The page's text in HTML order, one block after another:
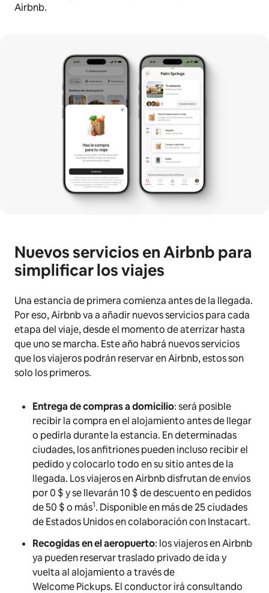
Airbnb.
Nuevos servicios en Airbnb para
simplificar los viajes
Una estancia de primera comienza antes de la llegada.
Por eso, Airbnb va a añadir nuevos servicios para cada
etapa del viaje, desde el momento de aterrizar hasta
que uno se marcha. Este año habrá nuevos servicios
que los viajeros podrán reservar en Airbnb, estos son
solo los primeros.
Entrega de compras a domicilio: será posible
recibir la compra en el alojamiento antes de llegar
o pedirla durante la estancia. En determinadas
ciudades, los anfitriones pueden incluso recibir el
pedido y colocarlo todo en su sitio antes de la
llegada. Los viajeros en Airbnb disfrutan de envíos
por 0 $ y se llevarán 10 $ de descuento en pedidos
de 50 $ o más1. Disponible en más de 25 ciudades
de Estados Unidos en colaboración con Instacart.
Recogidas en el aeropuerto: los viajeros en Airbnb
ya pueden reservar traslado privado de ida y
vuelta al alojamiento a través de
Welcome Pickups. El conductor irá consultando